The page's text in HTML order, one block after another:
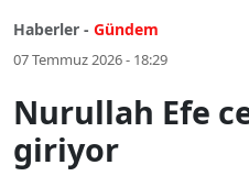
Haberler - Gündem
07 Temmuz 2026 - 18:29
Nurullah Efe
giriyor